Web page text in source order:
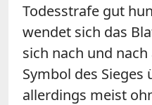
Todesstrafe gut
wendet sich das
sich nach und
Symbol des Sieges
allerdings meist